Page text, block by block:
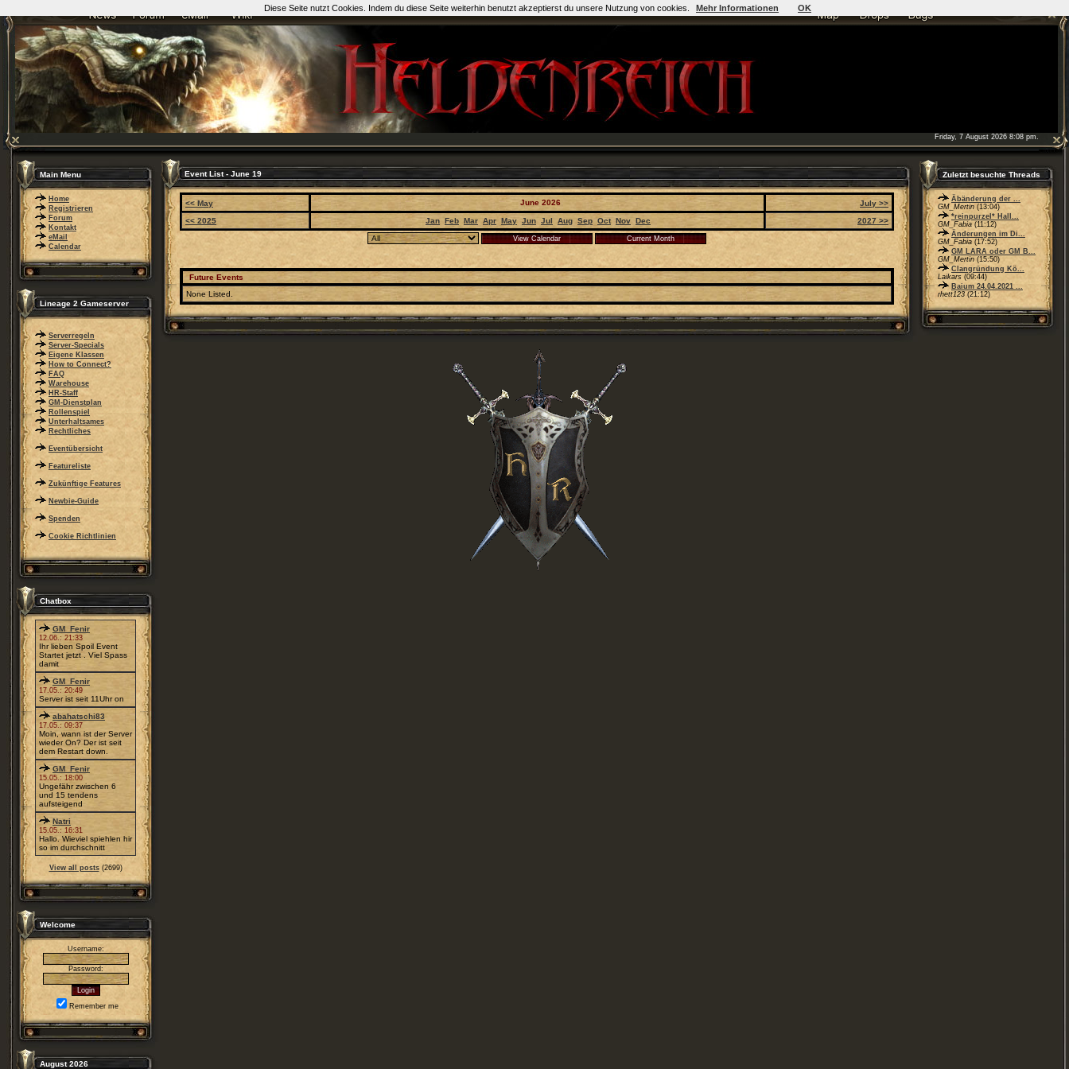
Friday, 7 August 2026 8:08 pm.
Main Menu
Home
Registrieren
Forum
Kontakt
eMail
Calendar
Lineage 2 Gameserver
Serverregeln
Server-Specials
Eigene Klassen
How to Connect?
FAQ
Warehouse
HR-Staff
GM-Dienstplan
Rollenspiel
Unterhaltsames
Rechtliches
Eventübersicht
Featureliste
Zukünftige Features
Newbie-Guide
Spenden
Cookie Richtlinien
Chatbox
GM_Fenir
12.06.: 21:33
Ihr lieben Spoil Event
Startet jetzt . Viel Spass
damit
GM_Fenir
17.05.: 20:49
Server ist seit 11Uhr on
abahatschi83
17.05.: 09:37
Moin, wann ist der Server
wieder On? Der ist seit
dem Restart down.
GM_Fenir
15.05.: 18:00
Ungefähr zwischen 6
und 15 tendens
aufsteigend
Natri
15.05.: 16:31
Hallo. Wieviel spiehlen hir
so im durchschnitt
View all posts(2699)
Welcome
Username:
Password:
Remember me
August 2026
Event List - June 19
<< May June 2026
July >>
<< 2025
Jan Feb Mar Apr May Jun Jul Aug Sep Oct Nov Dec 2027 >>
Future Events
None Listed.
Zuletzt besuchte Threads
Äbänderung der ...
GM_Mertin (13:04)
*reinpurzel* Hall...
GM_Fabia (11:12)
Änderungen im Di...
GM_Fabia (17:52)
GM LARA oder GM B...
GM_Mertin (15:50)
Clangründung Kö...
Laikars (09:44)
Baium 24.04.2021 ...
rhett123 (21:12)
Diese Seite nutzt Cookies. Indem du diese Seite weiterhin benutzt akzeptierst du unsere Nutzung von cookies. Mehr Informationen OK